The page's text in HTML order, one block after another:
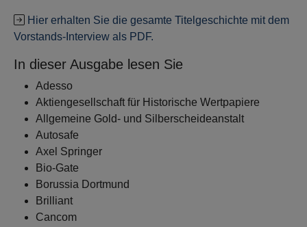
Hier erhalten Sie die gesamte Titelgeschichte mit dem
Vorstands-Interview als PDF.
In dieser Ausgabe lesen Sie
Adesso
Aktiengesellschaft für Historische Wertpapiere
Allgemeine Gold- und Silberscheideanstalt
Autosafe
Axel Springer
Bio-Gate
Borussia Dortmund
Brilliant
Cancom